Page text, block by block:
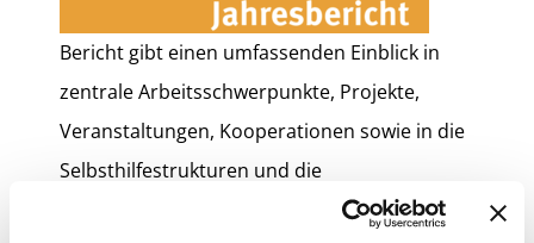
Bericht gibt einen umfassenden Einblick in
zentrale Arbeitsschwerpunkte, Projekte,
Veranstaltungen, Kooperationen sowie in die
Selbsthilfestrukturen und die
Selbsthilfeförderung in Niedersachsen.